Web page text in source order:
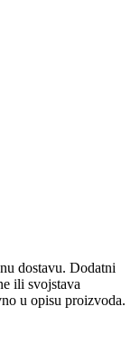
​​dostavu. Dodatni
ili svojstava
u opisu proizvoda.